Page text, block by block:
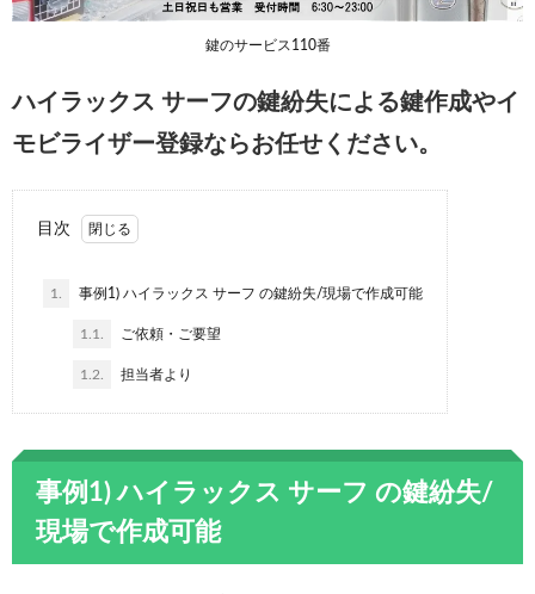
鍵のサービス110番
ハイラックス サーフの鍵紛失による鍵作成やイ
モビライザー登録ならお任せください。
目次
1. 事例1) ハイラックス サーフ の鍵紛失/現場で作成可能
1.1. ご依頼・ご要望
1.2. 担当者より
事例1) ハイラックス サーフ の鍵紛失/
現場で作成可能